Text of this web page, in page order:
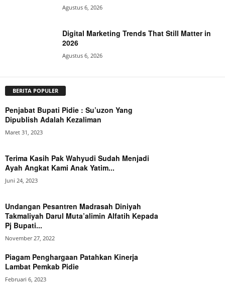
Agustus 6, 2026
Digital Marketing Trends That Still Matter in
2026
Agustus 6, 2026
BERITA POPULER
Penjabat Bupati Pidie : Su’uzon Yang
Dipublish Adalah Kezaliman
Maret 31, 2023
Terima Kasih Pak Wahyudi Sudah Menjadi
Ayah Angkat Kami Anak Yatim...
Juni 24, 2023
Undangan Pesantren Madrasah Diniyah
Takmaliyah Darul Muta’alimin Alfatih Kepada
Pj Bupati...
November 27, 2022
Piagam Penghargaan Patahkan Kinerja
Lambat Pemkab Pidie
Februari 6, 2023